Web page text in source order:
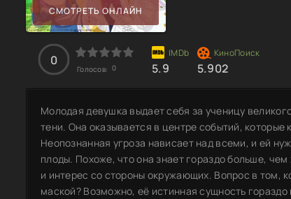
СМОТРЕТЬ ОНЛАЙН
0
Голосов: 0 5.9 5.902
Молодая девушка выдает себя за ученицу
тени. Она оказывается в центре событий,
Неопознанная угроза нависает над всеми, и ей
плоды. Похоже, что она знает гораздо больше,
и интерес со стороны окружающих. Вопрос в том,
маской? Возможно, её истинная сущность